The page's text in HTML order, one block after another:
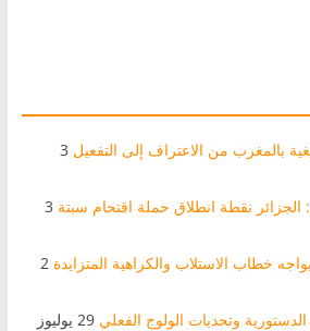
بالمغرب من الاعتراف إلى التفعيل 3
الجزائر نقطة انطلاق حملة اقتحام سبتة 3
خطاب الاستلاب والكراهية المتزايدة 2
الدستورية وتحديات الولوج الفعلي
29 يوليوز